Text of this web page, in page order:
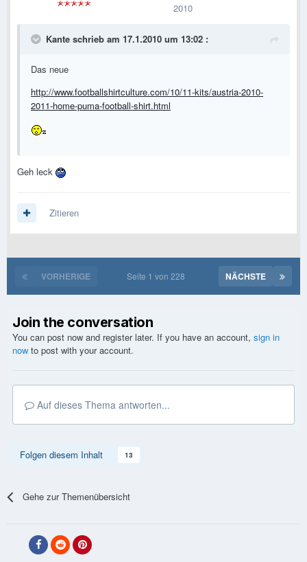
2010
Kante schrieb am 17.1.2010 um 13:02 :
Das neue
http://www.footballshirtculture.com/10/11-kits/austria-2010-
2011-home-puma-football-shirt.html
Geh leck
Zitieren
VORHERIGE NÄCHSTE
Seite 1 von 228
Join the conversation
You can post now and register later. If you have an account, sign in
now to post with your account.
Auf dieses Thema antworten...
Folgen diesem Inhalt 13
Gehe zur Themenübersicht